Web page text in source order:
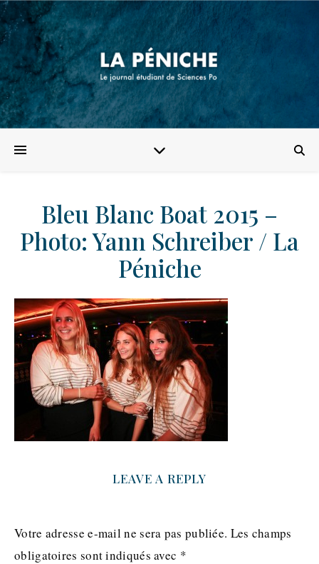
Bleu Blanc Boat 2015 –
Photo: Yann Schreiber / La
Péniche
LEAVE A REPLY
Votre adresse e-mail ne sera pas publiée. Les champs
obligatoires sont indiqués avec *